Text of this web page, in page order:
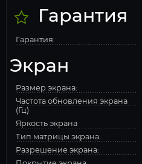
Гарантия
Гарантия:
Экран
Размер экрана:
Частота обновления экрана
(Гц)
Яркость экрана
Тип матрицы экрана:
Разрешение экрана: